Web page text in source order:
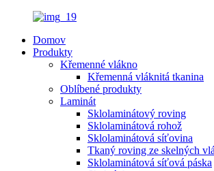
Domov
Produkty
Křemenné vlákno
Křemenná vláknitá tkanina
Oblíbené produkty
Laminát
Sklolaminátový roving
Sklolaminátová rohož
Sklolaminátová síťovina
Tkaný roving ze skelných
Sklolaminátová síťová páska